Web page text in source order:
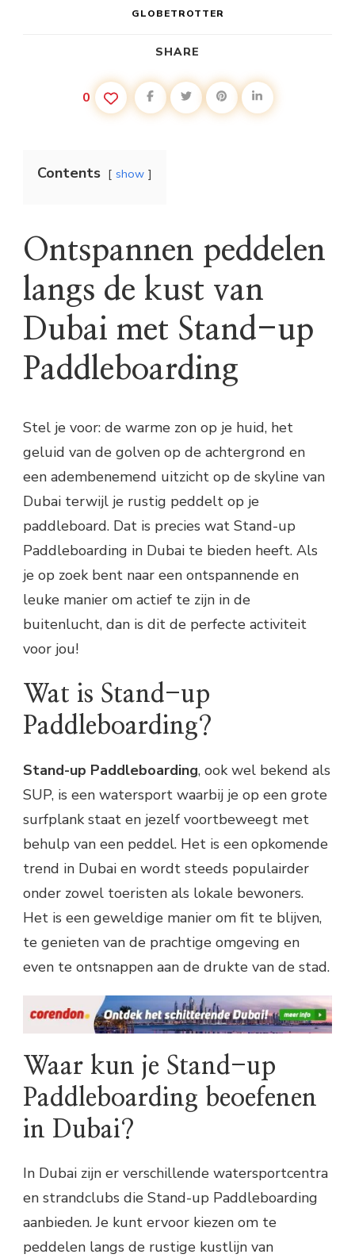
GLOBETROTTER
SHARE
0
Contents show
Ontspannen peddelen
langs de kust van
Dubai met Stand-up
Paddleboarding
Stel je voor: de warme zon op je huid, het
geluid van de golven op de achtergrond en
een adembenemend uitzicht op de skyline van
Dubai terwijl je rustig peddelt op je
paddleboard. Dat is precies wat Stand-up
Paddleboarding in Dubai te bieden heeft. Als
je op zoek bent naar een ontspannende en
leuke manier om actief te zijn in de
buitenlucht, dan is dit de perfecte activiteit
voor jou!
Wat is Stand-up
Paddleboarding?
Stand-up Paddleboarding, ook wel bekend als
SUP, is een watersport waarbij je op een grote
surfplank staat en jezelf voortbeweegt met
behulp van een peddel. Het is een opkomende
trend in Dubai en wordt steeds populairder
onder zowel toeristen als lokale bewoners.
Het is een geweldige manier om fit te blijven,
te genieten van de prachtige omgeving en
even te ontsnappen aan de drukte van de stad.
Waar kun je Stand-up
Paddleboarding beoefenen
in Dubai?
In Dubai zijn er verschillende watersportcentra
en strandclubs die Stand-up Paddleboarding
aanbieden. Je kunt ervoor kiezen om te
peddelen langs de rustige kustlijn van